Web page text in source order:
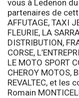
vous à Ledenon
partenaires de
AFFUTAGE, TAXI
FLEURIE, LA
DISTRIBUTION,
CORSE,
LE MOTO SPORT
CHEROY MOTOS,
REVALTEC, et les
Romain